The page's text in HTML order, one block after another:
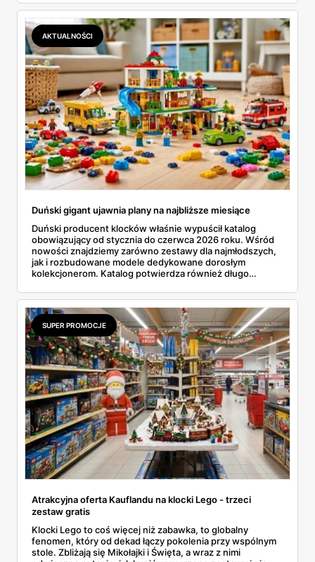
jakie rocznice świętuje w tym roku marka. Skąd wziąć
katalog za darmo, co kryje się w środku strona po stronie i
na co warto zapolować? Oto przewodnik po całej
zawartości.
AKTUALNOŚCI
Duński gigant ujawnia plany na najbliższe miesiące
Duński producent klocków właśnie wypuścił katalog
obowiązujący od stycznia do czerwca 2026 roku. Wśród
nowości znajdziemy zarówno zestawy dla najmłodszych,
jak i rozbudowane modele dedykowane dorosłym
kolekcjonerom. Katalog potwierdza również długo
powrót kultowych serii. Półroczna oferta pokazuje, że
firma stawia na różnorodność – od prostych zestawów
DUPLO po skomplikowane konstrukcje z serii Technic i
Icons.
SUPER PROMOCJE
Atrakcyjna oferta Kauflandu na klocki Lego - trzeci
zestaw gratis
Klocki Lego to coś więcej niż zabawka, to globalny
fenomen, który od dekad łączy pokolenia przy wspólnym
stole. Zbliżają się Mikołajki i Święta, a wraz z nimi